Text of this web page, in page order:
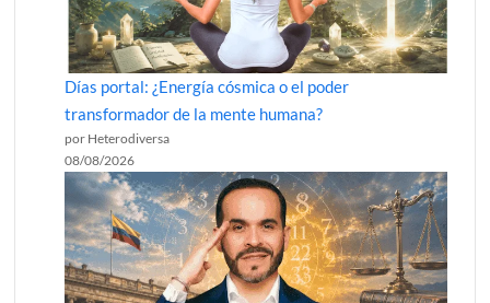
Días portal: ¿Energía cósmica o el poder
transformador de la mente humana?
por Heterodiversa
08/08/2026